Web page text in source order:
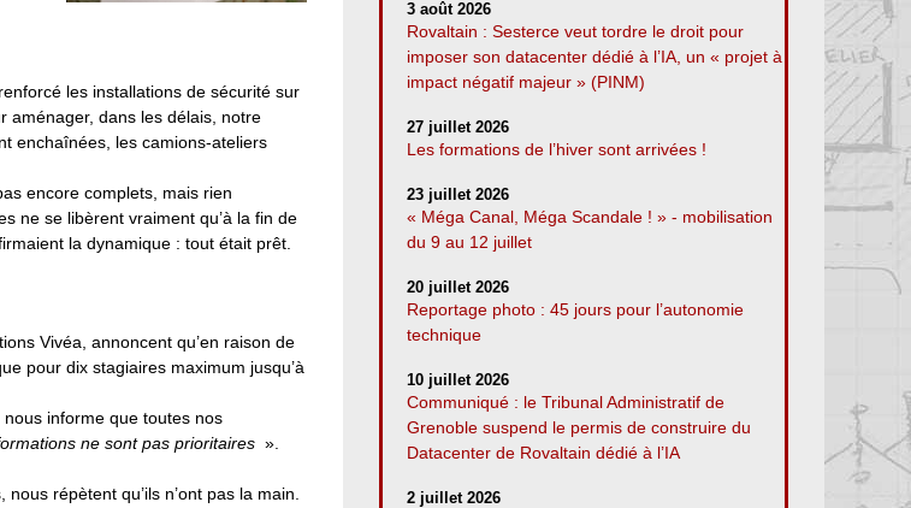
les installations de sécurité sur
aménager, dans les délais, notre
enchaînées, les camions-ateliers
encore complets, mais rien
ne se libèrent vraiment qu’à la fin de
la dynamique : tout était prêt.
Vivéa, annoncent qu’en raison de
pour dix stagiaires maximum jusqu’à
informe que toutes nos
ne sont pas prioritaires ».
répètent qu’ils n’ont pas la main.
3 août 2026
Rovaltain : Sesterce veut tordre le droit pour
imposer son datacenter dédié à l’IA, un « projet à
impact négatif majeur » (PINM)
27 juillet 2026
Les formations de l’hiver sont arrivées !
23 juillet 2026
« Méga Canal, Méga Scandale ! » - mobilisation
du 9 au 12 juillet
20 juillet 2026
Reportage photo : 45 jours pour l’autonomie
technique
10 juillet 2026
Communiqué : le Tribunal Administratif de
Grenoble suspend le permis de construire du
Datacenter de Rovaltain dédié à l’IA
2 juillet 2026